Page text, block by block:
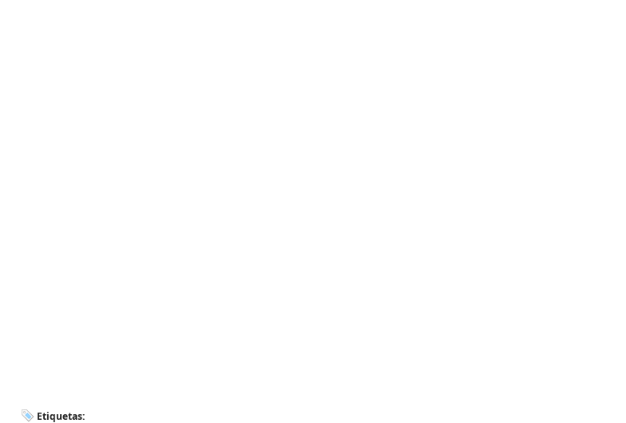
Etiquetas: